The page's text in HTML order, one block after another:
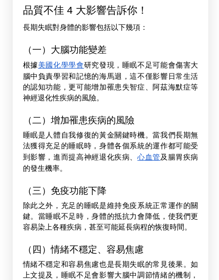
品質不佳 4 大影響告訴你！
長期失眠對身體的影響包括以下幾項：
（一）大腦功能變差
根據美國化學學會研究發現，睡眠不足可能會傷害大
腦中負責學習和記憶的海馬迴，這不僅影響日常生活
的認知功能，更可能增加罹患失智症、阿茲海默症等
神經退化性疾病的風險。
（二）增加罹患疾病的風險
睡眠是人體自我修復的黃金關鍵時機。當我們長期無
法獲得充足的睡眠時，身體各個系統的運作都可能受
到影響，進而提高神經退化疾病、心血管及腸胃疾病
的發生機率。
（三）免疫功能下降
除此之外，充足的睡眠是維持免疫系統正常運作的關
鍵。當睡眠不足時，身體的抵抗力會降低，使我們更
容易染上各種疾病，甚至可能延長病程的恢復時間。
（四）情緒不穩定、容易焦慮
情緒不穩定和容易焦慮也是長期失眠的常見後果。如
上文提及，睡眠不足會影響大腦中調節情緒的機制，